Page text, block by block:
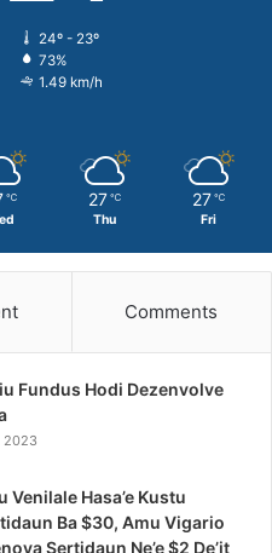
24º - 23º
73%
1.49 km/h
℃ 27 ℃
Thu
27 ℃
Fri
Comments
Fundus Hodi Dezenvolve
2023
Venilale Hasa’e Kustu
Ba $30, Amu Vigario
Sertidaun Ne’e $2 De’it